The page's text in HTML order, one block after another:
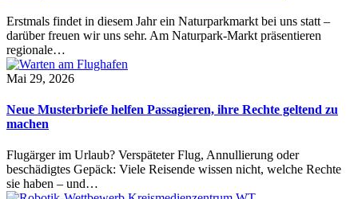
Erstmals findet in diesem Jahr ein Naturparkmarkt bei uns statt –
darüber freuen wir uns sehr. Am Naturpark-Markt präsentieren
regionale…
Mai 29, 2026
Neue Musterbriefe helfen Passagieren, ihre Rechte geltend zu
machen
Flugärger im Urlaub? Verspäteter Flug, Annullierung oder
beschädigtes Gepäck: Viele Reisende wissen nicht, welche Rechte
sie haben – und…